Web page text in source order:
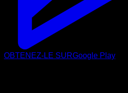
OBTENEZ-LE SURGoogle Play